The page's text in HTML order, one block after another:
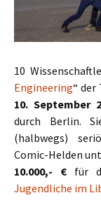
10
Engineering“ der
10. September
durch Berlin.
(halbwegs)
Comic-Helden
10.000,- €für
Jugendliche im